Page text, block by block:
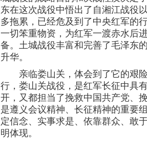
东在这次战役中悟出了自湘江战役
多拖累，已经危及到了中央红军的
一切笨重物资，为红军一渡赤水后
备。土城战役丰富和完善了毛泽东
升华。
亲临娄山关，体会到了它的艰险
行，娄山关战役，是红军长征中具
开，又都担当了挽救中国共产党、
是遵义会议精神、长征精神的重要
定信念、实事求是、依靠群众、敢
明体现。